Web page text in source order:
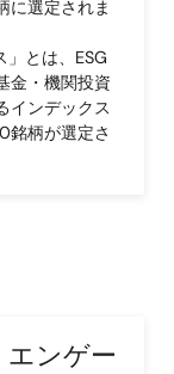
に選定されま
」とは、ESG
金・機関投資
インデックス
銘柄が選定さ
ンゲー